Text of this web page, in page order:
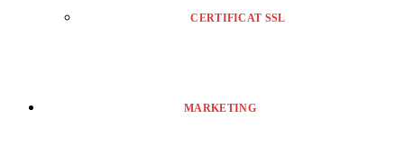
CERTIFICAT SSL
MARKETING